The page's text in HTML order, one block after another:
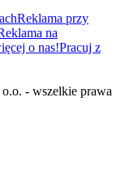
Reklama przy
na
o nas!Pracuj z
- wszelkie prawa